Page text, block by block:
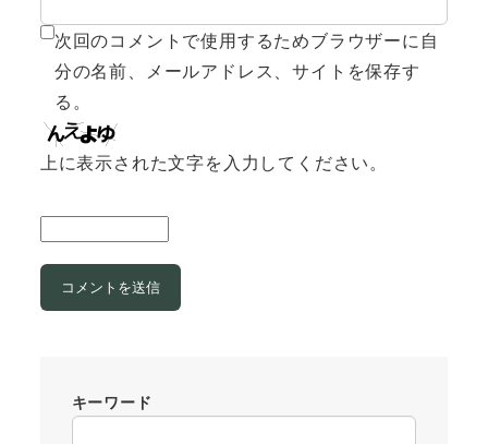
次回のコメントで使用するためブラウザーに自
分の名前、メールアドレス、サイトを保存す
る。
上に表示された文字を入力してください。
キーワード